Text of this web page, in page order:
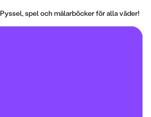
Pyssel, spel och målarböcker för alla väder!